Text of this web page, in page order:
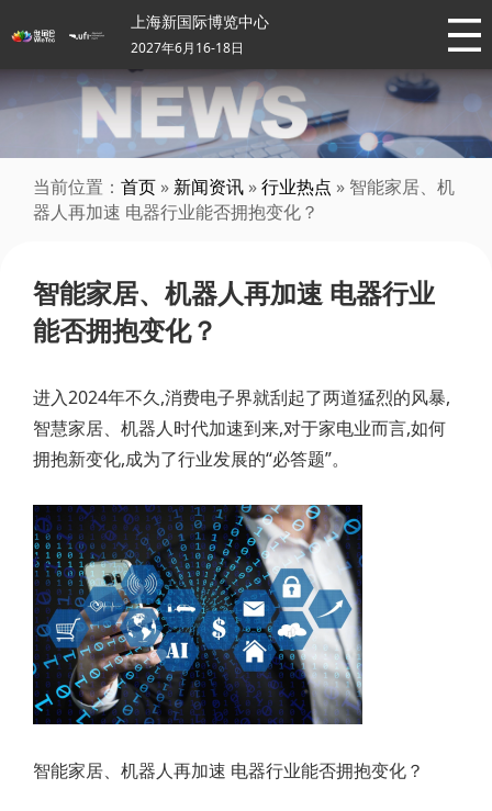
上海新国际博览中心
2027年6月16-18日
当前位置： 首页 » 新闻资讯 »行业热点 » 智能家居、机
器人再加速 电器行业能否拥抱变化？
智能家居、机器人再加速 电器行业
能否拥抱变化？
进入2024年不久,消费电子界就刮起了两道猛烈的风暴,
智慧家居、机器人时代加速到来,对于家电业而言,如何
拥抱新变化,成为了行业发展的“必答题”。
智能家居、机器人再加速 电器行业能否拥抱变化？